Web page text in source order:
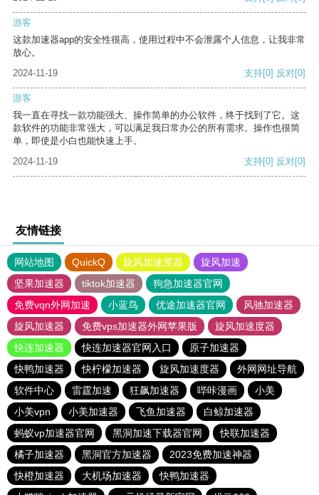
游客
这款加速器app的安全性很高，使用过程中不会泄露个人信息，让我非常
放心。
2024-11-19
支持[0] 反对[0]
游客
我一直在寻找一款功能强大、操作简单的办公软件，终于找到了它。这
款软件的功能非常强大，可以满足我日常办公的所有需求。操作也很简
单，即使是小白也能快速上手。
2024-11-19
支持[0] 反对[0]
友情链接
网站地图 QuickQ 旋风加速度器
旋风加速
坚果加速器
tiktok加速器
狗急加速器官网
免费vqn外网加速
小蓝鸟 优途加速器官网
风驰加速器
旋风加速器
免费vps加速器外网苹果版
旋风加速度器
快连加速器
快连加速器官网入口
原子加速器
快鸭加速器
快柠檬加速器 旋风加速度器
外网网址导航
软件中心
雷霆加速 狂飙加速器 哔咔漫画
小美
小美vpn
小美加速器 飞鱼加速器
白鲸加速器
蚂蚁vp加速器官网
黑洞加速下载器官网
快联加速器
橘子加速器
黑洞官方加速器
2023免费加速神器
快橙加速器
大机场加速器
快鸭加速器